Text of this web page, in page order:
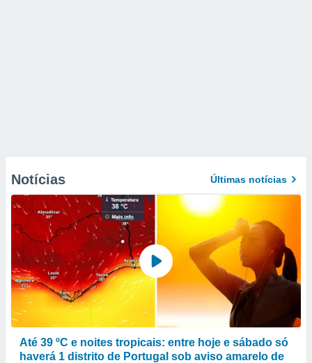
Notícias Últimas notícias
Até 39 ºC e noites tropicais: entre hoje e sábado só
haverá 1 distrito de Portugal sob aviso amarelo de